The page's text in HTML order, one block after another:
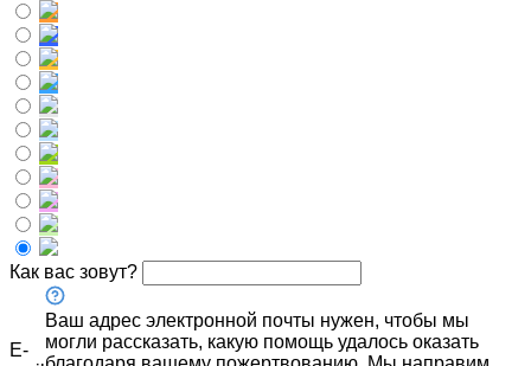
Как вас зовут?
E-
Ваш адрес электронной почты нужен, чтобы мы
могли рассказать, какую помощь удалось оказать